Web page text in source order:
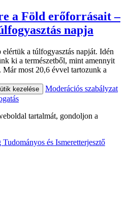
a Föld erőforrásait –
napja
a túlfogyasztás napját. Idén
ki a természetből, mint amennyit
most 20,6 évvel tartozunk a
kezelése
Moderációs szabályzat
tartalmát, gondoljon a
Tudományos és Ismeretterjesztő